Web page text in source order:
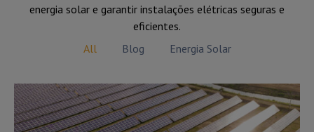
energia solar e garantir instalações elétricas seguras e
eficientes.
All
Blog Energia Solar